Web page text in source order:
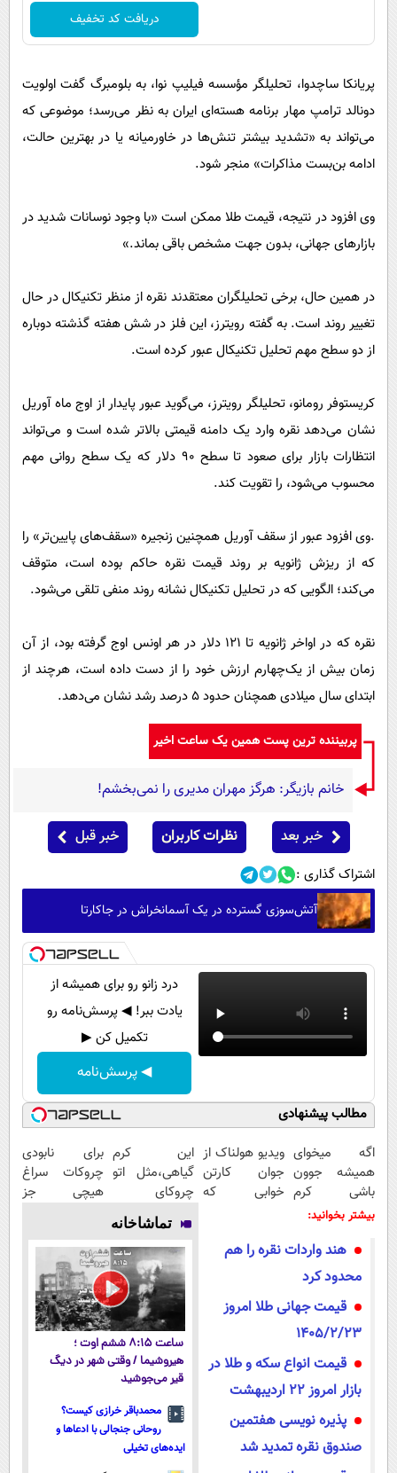
دریافت کد تخفیف
پریانکا ساچدوا، تحلیلگر مؤسسه فیلیپ نوا، به بلومبرگ گفت اولویت
دونالد ترامپ مهار برنامه هسته‌ای ایران به نظر می‌رسد؛ موضوعی که
می‌تواند به «تشدید بیشتر تنش‌ها در خاورمیانه یا در بهترین حالت،
ادامه بن‌بست مذاکرات» منجر شود.
وی افزود در نتیجه، قیمت طلا ممکن است «با وجود نوسانات شدید در
بازارهای جهانی، بدون جهت مشخص باقی بماند.»
در همین حال، برخی تحلیلگران معتقدند نقره از منظر تکنیکال در حال
تغییر روند است. به گفته رویترز، این فلز در شش هفته گذشته دوباره
از دو سطح مهم تحلیل تکنیکال عبور کرده است.
کریستوفر رومانو، تحلیلگر رویترز، می‌گوید عبور پایدار از اوج ماه آوریل
نشان می‌دهد نقره وارد یک دامنه قیمتی بالاتر شده است و می‌تواند
انتظارات بازار برای صعود تا سطح 90 دلار که یک سطح روانی مهم
محسوب می‌شود، را تقویت کند.
.وی افزود عبور از سقف آوریل همچنین زنجیره «سقف‌های پایین‌تر» را
که از ریزش ژانویه بر روند قیمت نقره حاکم بوده است، متوقف
می‌کند؛ الگویی که در تحلیل تکنیکال نشانه روند منفی تلقی می‌شود.
نقره که در اواخر ژانویه تا 121 دلار در هر اونس اوج گرفته بود، از آن
زمان بیش از یک‌چهارم ارزش خود را از دست داده است، هرچند از
ابتدای سال میلادی همچنان حدود 5 درصد رشد نشان می‌دهد.
پربیننده ترین پست همین یک ساعت اخیر
خانم بازیگر: هرگز مهران مدیری را نمی‌بخشم!
خبر بعد نظرات کاربران خبر قبل
اشتراک گذاری :
آتش‌سوزی گسترده در یک آسمانخراش در جاکارتا
درد زانو رو برای همیشه از
یادت ببر! ◀ پرسش‌نامه رو
تکمیل کن ▶
◀ پرسش‌نامه
مطالب پیشنهادی
اگه میخوای
همیشه جوون
باشی کرم
جوانساز جلبک
ویدیو هولناک از
جوان کارتن
خوابی که
این کرم
گیاهی،مثل اتو
چروکای
پوستتوصاف
میکنه!50%تخفیف
برای نابودی
چروکات سراغ
هیچی جز
بیشتر بخوانید:
هند واردات نقره را هم
محدود کرد
قیمت جهانی طلا امروز
1405/2/23
قیمت انواع سکه و طلا در
بازار امروز 22 اردیبهشت
پذیره‌ نویسی هفتمین
صندوق نقره تمدید شد
تماشاخانه
ساعت ۸:۱۵ ششم اوت ؛
هیروشیما / وقتی شهر در دیگ
قیر می‌جوشید
محمدباقر خرازی کیست؟
روحانی جنجالی با ادعاها و
ایده‌های تخیلی